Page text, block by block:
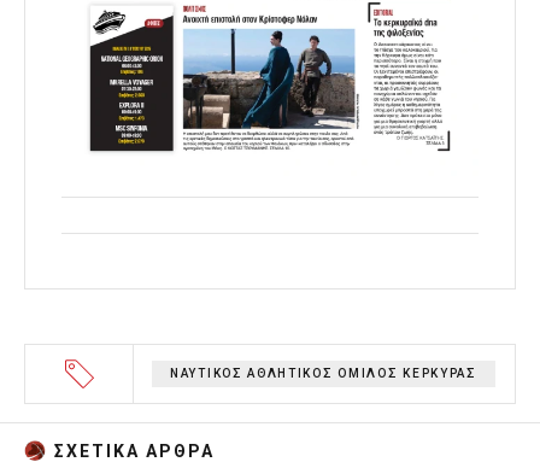
ΝΑΥΤΙΚΟΣ ΑΘΛΗΤΙΚΟΣ ΟΜΙΛΟΣ ΚΕΡΚΥΡΑΣ
ΣΧΕΤΙΚA AΡΘΡΑ